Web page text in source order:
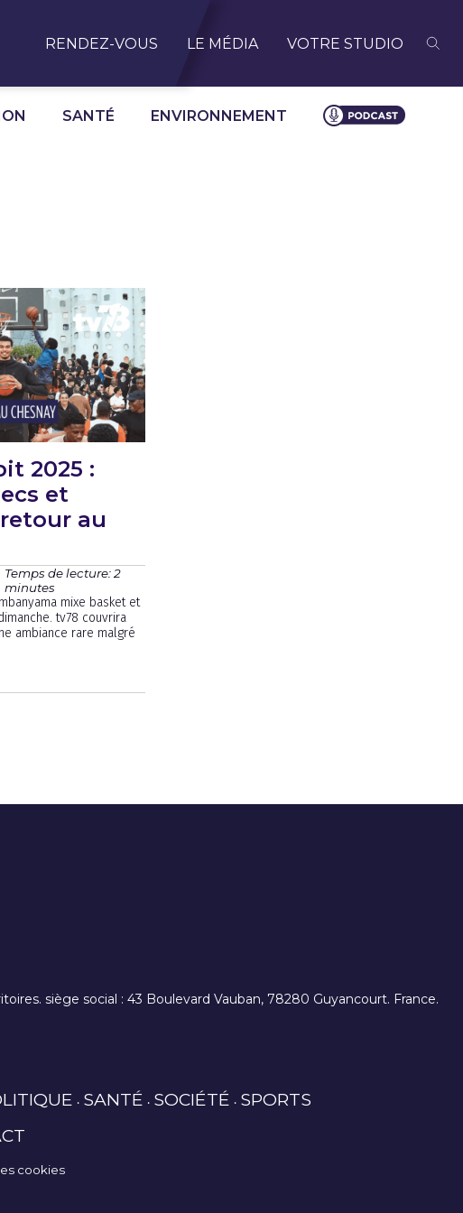
RENDEZ-VOUS LE MÉDIA VOTRE STUDIO
SANTÉ ENVIRONNEMENT
2025 :
et
au
Temps de lecture: 2
minutes
mixe basket et
tv78 couvrira
ambiance rare malgré
siège social : 43 Boulevard Vauban, 78280 Guyancourt. France.
SANTÉ SOCIÉTÉ SPORTS
cookies